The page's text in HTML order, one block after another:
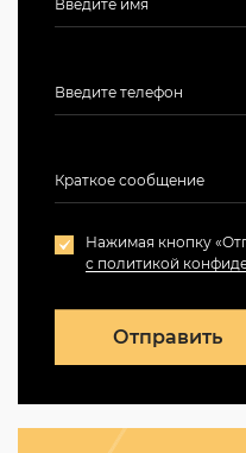
Нажимая кнопку
с политикой
Отправить